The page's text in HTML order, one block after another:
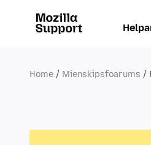
Home Mienskipsfoarums